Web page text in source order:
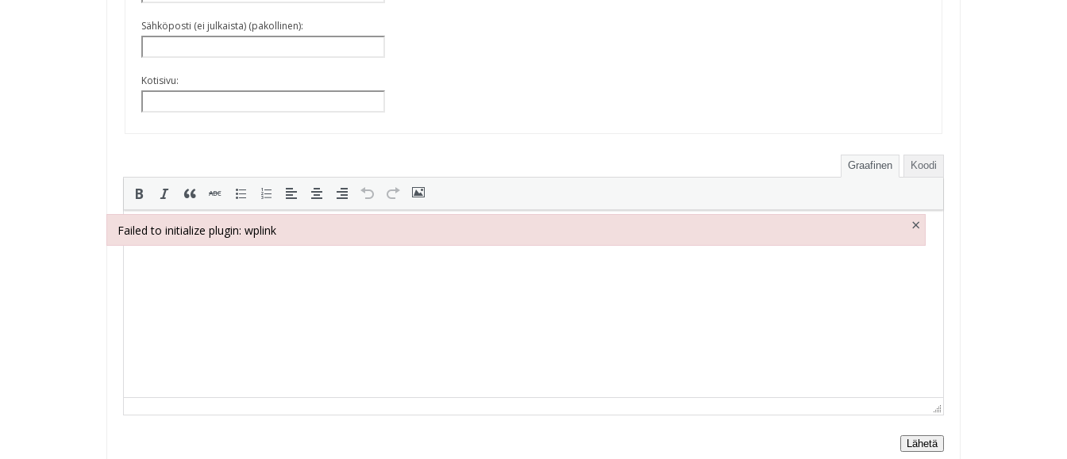
Sähköposti (ei julkaista) (pakollinen):
Kotisivu:
Graafinen Koodi
Lähetä
Failed to initialize plugin: wplink ×
Failed to initialize plugin: wplink